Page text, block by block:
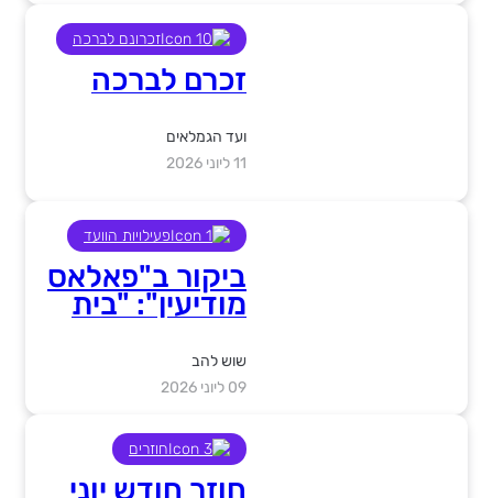
זכרם לברכה
ועד הגמלאים
11 ליוני 2026
זכרונם לברכה
ביקור ב"פאלאס
מודיעין": "בית
ריזורט"
שוש להב
09 ליוני 2026
פעילויות הוועד
חוזר חודש יוני
חוזרים